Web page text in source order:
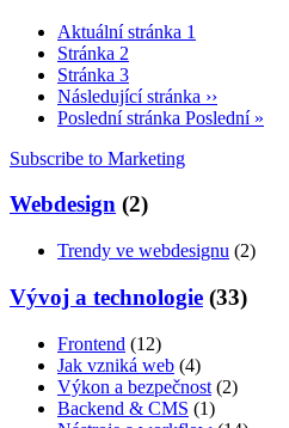
Aktuální stránka 1
Stránka 2
Stránka 3
Následující stránka ››
Poslední stránka Poslední »
Subscribe to Marketing
Webdesign (2)
Trendy ve webdesignu (2)
Vývoj a technologie (33)
Frontend (12)
Jak vzniká web (4)
Výkon a bezpečnost (2)
Backend & CMS (1)